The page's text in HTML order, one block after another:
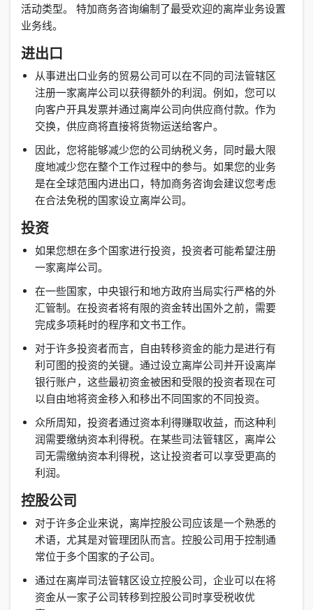
活动类型。 特加商务咨询编制了最受欢迎的离岸业务设置
业务线。
进出口
从事进出口业务的贸易公司可以在不同的司法管辖区
注册一家离岸公司以获得额外的利润。例如，您可以
向客户开具发票并通过离岸公司向供应商付款。作为
交换，供应商将直接将货物运送给客户。
因此，您将能够减少您的公司纳税义务，同时最大限
度地减少您在整个工作过程中的参与。如果您的业务
是在全球范围内进出口，特加商务咨询会建议您考虑
在合法免税的国家设立离岸公司。
投资
如果您想在多个国家进行投资，投资者可能希望注册
一家离岸公司。
在一些国家，中央银行和地方政府当局实行严格的外
汇管制。在投资者将有限的资金转出国外之前，需要
完成多项耗时的程序和文书工作。
对于许多投资者而言，自由转移资金的能力是进行有
利可图的投资的关键。通过设立离岸公司并开设离岸
银行账户，这些最初资金被困和受限的投资者现在可
以自由地将资金移入和移出不同国家的不同投资。
众所周知，投资者通过资本利得赚取收益，而这种利
润需要缴纳资本利得税。在某些司法管辖区，离岸公
司无需缴纳资本利得税，这让投资者可以享受更高的
利润。
控股公司
对于许多企业来说，离岸控股公司应该是一个熟悉的
术语，尤其是对管理团队而言。控股公司用于控制通
常位于多个国家的子公司。
通过在离岸司法管辖区设立控股公司，企业可以在将
资金从一家子公司转移到控股公司时享受税收优